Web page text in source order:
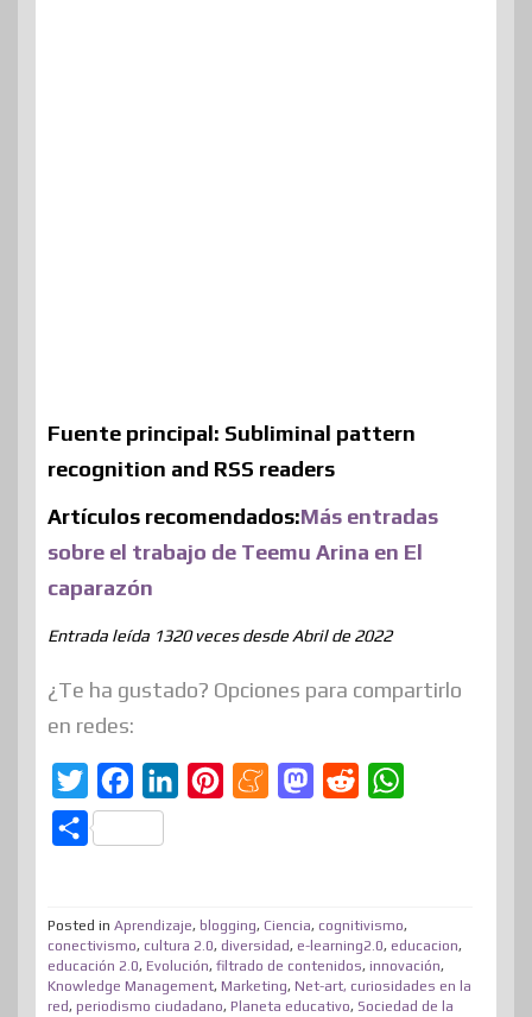
Fuente principal: Subliminal pattern
recognition and RSS readers
Artículos recomendados:Más entradas
sobre el trabajo de Teemu Arina en El
caparazón
Entrada leída 1320 veces desde Abril de 2022
¿Te ha gustado? Opciones para compartirlo
en redes:
w
t
e
r
a
c
b
o
o
e
d
I
e
r
e
M
a
m
e
M
o
d
o
i
t
A
p
C
p
a
r
Posted in Aprendizaje, blogging, Ciencia, cognitivismo,
conectivismo, cultura 2.0, diversidad, e-learning2.0, educacion,
educación 2.0, Evolución, filtrado de contenidos, innovación,
Knowledge Management, Marketing, Net-art, curiosidades en la
red, periodismo ciudadano, Planeta educativo, Sociedad de la